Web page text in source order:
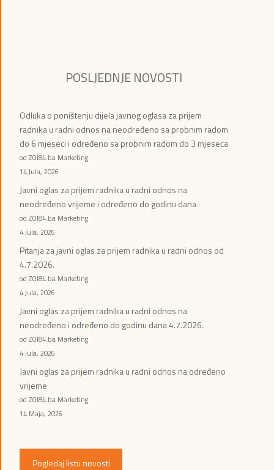
POSLJEDNJE NOVOSTI
Odluka o poništenju dijela javnog oglasa za prijem
radnika u radni odnos na neodređeno sa probnim radom
do 6 mjeseci i određeno sa probnim radom do 3 mjeseca
od ZOI84.ba Marketing
14 Jula, 2026
Javni oglas za prijem radnika u radni odnos na
neodređeno vrijeme i određeno do godinu dana
od ZOI84.ba Marketing
4 Jula, 2026
Pitanja za javni oglas za prijem radnika u radni odnos od
4.7.2026.
od ZOI84.ba Marketing
4 Jula, 2026
Javni oglas za prijem radnika u radni odnos na
neodređeno i određeno do godinu dana 4.7.2026.
od ZOI84.ba Marketing
4 Jula, 2026
Javni oglas za prijem radnika u radni odnos na određeno
vrijeme
od ZOI84.ba Marketing
14 Maja, 2026
Pogledaj listu novosti